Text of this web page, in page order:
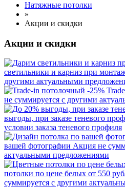
Натяжные потолки
»
Акции и скидки
Акции и скидки
светильники и карниз при
другими актуальными
не суммируется с другими
выгоды, при заказе теневого
условии заказа теневого профиля
вашей фотографии Акция не
актуальными предложениями
потолки по цене белых от 550
суммируется с другими